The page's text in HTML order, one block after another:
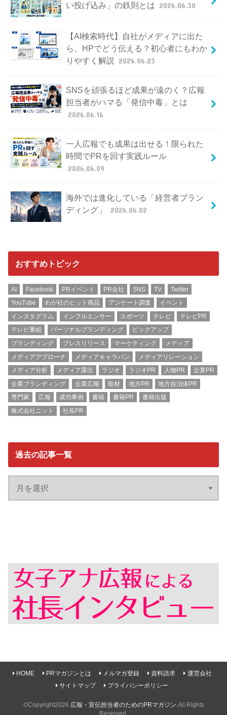
い投げ込み」の鉄則とは 2026.06.30
【AI検索時代】自社がメディアに出た
ら、HPでどう伝える？初心者にもわか
りやすく解説
2026.06.23
SNSを頑張るほど成果が遠のく？広報
担当者がハマる「発信中毒」とは
2026.06.16
一人広報でも成果は出せる！限られた
時間でPRを回す実践ルール
2026.06.09
海外では進化している「経営者ブラン
ディング」
2026.06.02
おすすめトピック
AI Facebook PRイベント PR会社 SNS TV
Twitter
YouTube
わが社のヒット商品 アンケート調査
イベント
インスタグラム
インフルエンサー スポーツ テレビ
テレビPR
テレビ番組
パーソナルブランディング
ピックアップ
ブランディング
プレスリリース マーケティング
メディア
メディアアプローチ
メディアキャラバン
メディアリレーション
メディア分析
メディア露出 ラジオ ラジオPR 人物PR
企業PR
企業ブランディング
企業広報 取材 地方PR
地方自治体PR
専門家
広報 成功事例 書籍 書籍PR
書籍出版
株式会社ニット
社長PR
過去の記事一覧
HOME PRマガジンとは メルマガ登録 資料請求
運営会社
サイトマップ
プライバシーポリシー
©Copyright2026 広報・宣伝担当者のためのPRマガジン .All Rights
Reserved.